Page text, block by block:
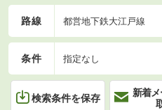
路線 都営地下鉄大江戸線
条件 指定なし
検索条件を保存
新着